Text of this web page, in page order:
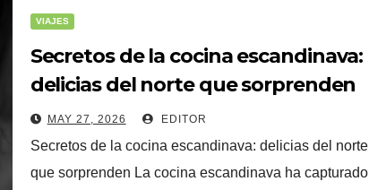
VIAJES
Secretos de la cocina escandinava:
delicias del norte que sorprenden
MAY 27, 2026 EDITOR
Secretos de la cocina escandinava: delicias del norte
que sorprenden La cocina escandinava ha capturado